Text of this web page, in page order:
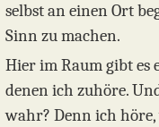
selbst an einen Ort
Sinn zu machen.
Hier im Raum gibt es
denen ich zuhöre.
wahr? Denn ich